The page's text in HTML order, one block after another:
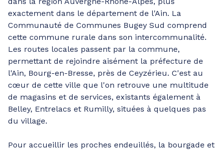
exactement dans le département de l'Ain. La
Communauté de Communes Bugey Sud comprend
cette commune rurale dans son intercommunalité.
Les routes locales passent par la commune,
permettant de rejoindre aisément la préfecture de
l'Ain, Bourg-en-Bresse, près de Ceyzérieu. C'est au
cœur de cette ville que l'on retrouve une multitude
de magasins et de services, existants également à
Belley, Entrelacs et Rumilly, situées à quelques pas
du village.
Pour accueillir les proches endeuillés, la bourgade et